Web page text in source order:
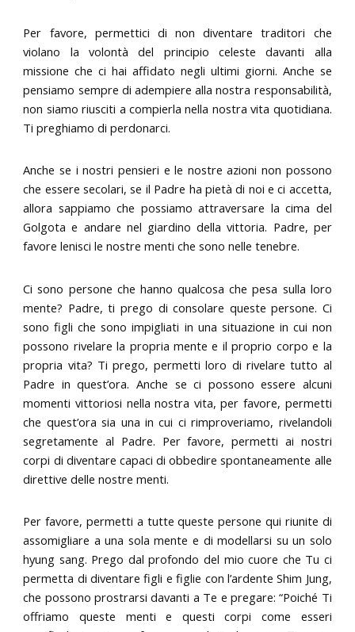
Per favore, permettici di non diventare traditori che
violano la volontà del principio celeste davanti alla
missione che ci hai affidato negli ultimi giorni. Anche se
pensiamo sempre di adempiere alla nostra responsabilità,
non siamo riusciti a compierla nella nostra vita quotidiana.
Ti preghiamo di perdonarci.
Anche se i nostri pensieri e le nostre azioni non possono
che essere secolari, se il Padre ha pietà di noi e ci accetta,
allora sappiamo che possiamo attraversare la cima del
Golgota e andare nel giardino della vittoria. Padre, per
favore lenisci le nostre menti che sono nelle tenebre.
Ci sono persone che hanno qualcosa che pesa sulla loro
mente? Padre, ti prego di consolare queste persone. Ci
sono figli che sono impigliati in una situazione in cui non
possono rivelare la propria mente e il proprio corpo e la
propria vita? Ti prego, permetti loro di rivelare tutto al
Padre in quest’ora. Anche se ci possono essere alcuni
momenti vittoriosi nella nostra vita, per favore, permetti
che quest’ora sia una in cui ci rimproveriamo, rivelandoli
segretamente al Padre. Per favore, permetti ai nostri
corpi di diventare capaci di obbedire spontaneamente alle
direttive delle nostre menti.
Per favore, permetti a tutte queste persone qui riunite di
assomigliare a una sola mente e di modellarsi su un solo
hyung sang. Prego dal profondo del mio cuore che Tu ci
permetta di diventare figli e figlie con l’ardente Shim Jung,
che possono prostrarsi davanti a Te e pregare: “Poiché Ti
offriamo queste menti e questi corpi come esseri